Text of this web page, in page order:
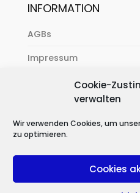
Cookie-
verwalten
Wir verwenden Cookies, um
zu optimieren.
Cookies
INFORMATION
AGBs
Impressum
Zahlung & Versand
Datenschutzerklärung